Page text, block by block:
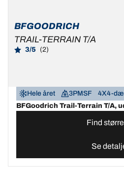
BFGOODRICH
TRAIL-TERRAIN T/A
3/5 (2)
Hele året 3PMSF
4X4-
BFGoodrich Trail-Terrain T/A,
Find
Se